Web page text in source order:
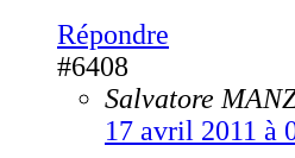
Répondre
#6408
Salvatore
17 avril 2011 à